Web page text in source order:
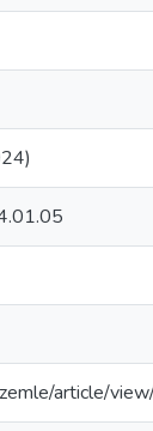
article/